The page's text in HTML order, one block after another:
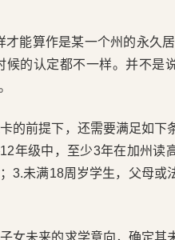
能算作是某一个州的永久
的认定都不一样。并不是
的前提下，还需要满足如下
年级中，至少3年在加州读
3.未满18周岁学生，父母或
女未来的求学意向，确定其